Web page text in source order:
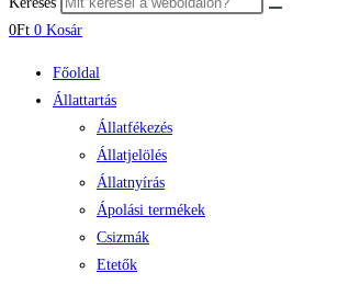
0Ft 0 Kosár
Főoldal
Állattartás
Állatfékezés
Állatjelölés
Állatnyírás
Ápolási termékek
Csizmák
Etetők